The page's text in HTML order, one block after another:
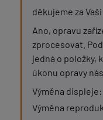
děkujeme za Vaši
Ano, opravu
zprocesovat.
jedná o položky,
úkonu opravy
Výměna displeje:
Výměna